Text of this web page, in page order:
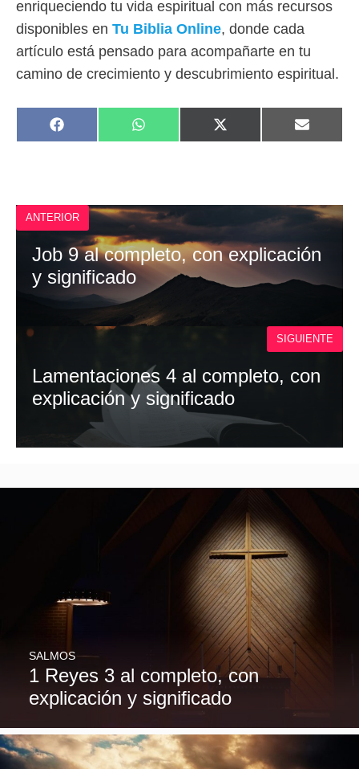
enriqueciendo tu vida espiritual con más recursos
disponibles en Tu Biblia Online, donde cada
artículo está pensado para acompañarte en tu
camino de crecimiento y descubrimiento espiritual.
COMPARTIR
EN
F
A
O
K
COMPARTIR
EN
W
H
P
P
COMPARTIR
EN
X
(
T
)
EN
E
M
ANTERIOR
Job 9 al completo, con explicación
y significado
Lamentaciones 4 al completo, con
explicación y significado
SIGUIENTE
1 Reyes 3 al completo, con
explicación y significado
SALMOS